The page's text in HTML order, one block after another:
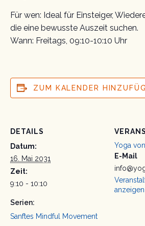
Für wen: Ideal für Einsteiger,
die eine bewusste Auszeit suchen.
Wann: Freitags, 09:10-10:10 Uhr
ZUM KALENDER
DETAILS
Datum:
16. Mai 2031
Zeit:
9:10 - 10:10
Serien:
Sanftes Mindful Movement
Yoga
E-Mail
anzeigen